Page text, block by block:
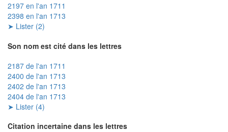
2197 en l'an 1711
2398 en l'an 1713
➤ Lister (2)
Son nom est cité dans les lettres
2187 de l'an 1711
2400 de l'an 1713
2402 de l'an 1713
2404 de l'an 1713
➤ Lister (4)
Citation incertaine dans les lettres